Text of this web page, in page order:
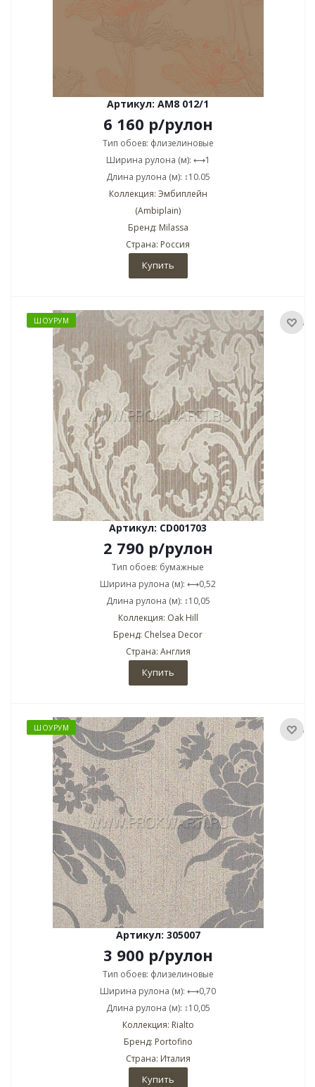
Артикул: AM8 012/1
6 160 р/рулон
Тип обоев: флизелиновые
Ширина рулона (м): ⟷1
Длина рулона (м): ↕10.05
Коллекция: Эмбиплейн
(Ambiplain)
Бренд: Milassa
Страна: Россия
Купить
ШОУРУМ
Артикул: CD001703
2 790 р/рулон
Тип обоев: бумажные
Ширина рулона (м): ⟷0,52
Длина рулона (м): ↕10,05
Коллекция: Oak Hill
Бренд: Chelsea Decor
Страна: Англия
Купить
ШОУРУМ
Артикул: 305007
3 900 р/рулон
Тип обоев: флизелиновые
Ширина рулона (м): ⟷0,70
Длина рулона (м): ↕10,05
Коллекция: Rialto
Бренд: Portofino
Страна: Италия
Купить